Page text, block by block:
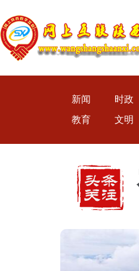
新闻 时政
教育
文明